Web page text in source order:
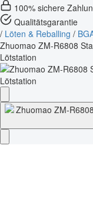
100% sichere
Qualitätsgarantie
/ Löten & Reballing /
Zhuomao ZM-R6808
Lötstation